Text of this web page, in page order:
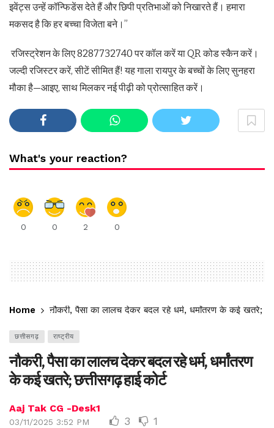
इवेंट्स उन्हें कॉन्फिडेंस देते हैं और छिपी प्रतिभाओं को निखारते हैं। हमारा
मकसद है कि हर बच्चा विजेता बने।”
रजिस्ट्रेशन के लिए 8287732740 पर कॉल करें या QR कोड स्कैन करें।
जल्दी रजिस्टर करें, सीटें सीमित हैं! यह गाला रायपुर के बच्चों के लिए सुनहरा
मौका है—आइए, साथ मिलकर नई पीढ़ी को प्रोत्साहित करें।
What's your reaction?
0 0 2 0
Home नौकरी, पैसा का लालच देकर बदल रहे धर्म, धर्मांतरण के कई खतरे;
छत्तीसगढ़ राष्ट्रीय
नौकरी, पैसा का लालच देकर बदल रहे धर्म, धर्मांतरण
के कई खतरे; छत्तीसगढ़ हाई कोर्ट
Aaj Tak CG -Desk1
03/11/2025 3:52 PM 3 1